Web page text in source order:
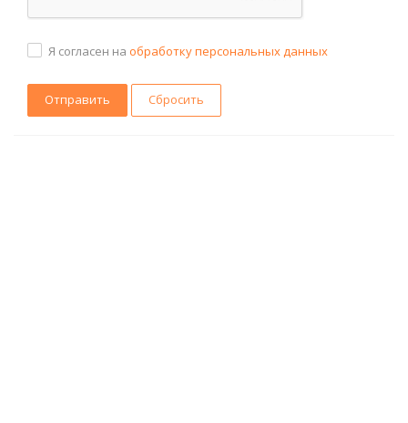
Я согласен на обработку персональных данных
Сбросить